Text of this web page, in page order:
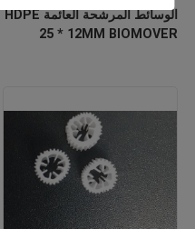
الوسائط المرشحة العائمة HDPE
25 * 12MM BIOMOVER